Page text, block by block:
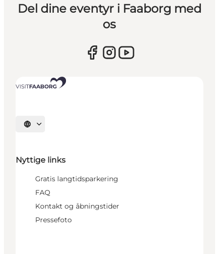
Del dine eventyr i Faaborg med
os
Vælg sprog
Nyttige links
Gratis langtidsparkering
FAQ
Kontakt og åbningstider
Pressefoto